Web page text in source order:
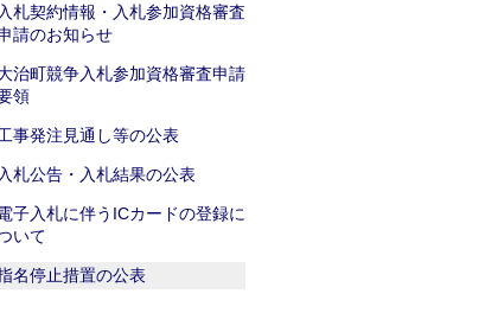
入札契約情報・入札参加資格審査
請のお知らせ
治町競争入札参加資格審査申請
領
事発注見通し等の公表
入札公告・入札結果の公表
子入札に伴うICカードの登録に
いて
名停止措置の公表